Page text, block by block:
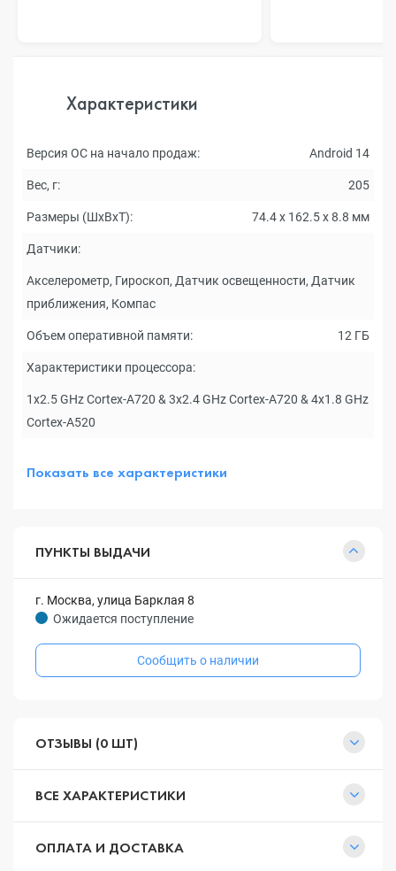
Характеристики
Версия ОС на начало продаж: Android 14
Вес, г: 205
Размеры (ШxВxТ): 74.4 x 162.5 x 8.8 мм
Датчики:
Акселерометр, Гироскоп, Датчик освещенности, Датчик
приближения, Компас
Объем оперативной памяти: 12 ГБ
Характеристики процессора:
1x2.5 GHz Cortex-A720 & 3x2.4 GHz Cortex-A720 & 4x1.8 GHz
Cortex-A520
Показать все характеристики
ПУНКТЫ ВЫДАЧИ
г. Москва, улица Барклая 8
Ожидается поступление
Сообщить о наличии
ОТЗЫВЫ (0 ШТ)
ВСЕ ХАРАКТЕРИСТИКИ
ОПЛАТА И ДОСТАВКА